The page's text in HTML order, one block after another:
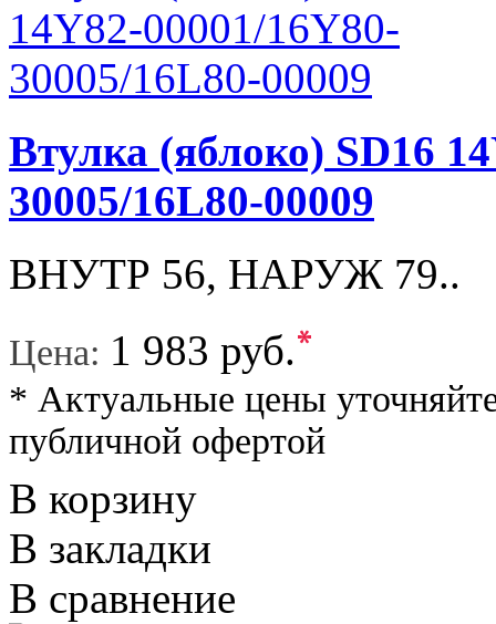
Втулка (яблоко) SD16
30005/16L80-00009
ВНУТР 56, НАРУЖ 79..
Цена: 1 983 руб.*
* Актуальные цены
публичной офертой
В корзину
В закладки
В сравнение